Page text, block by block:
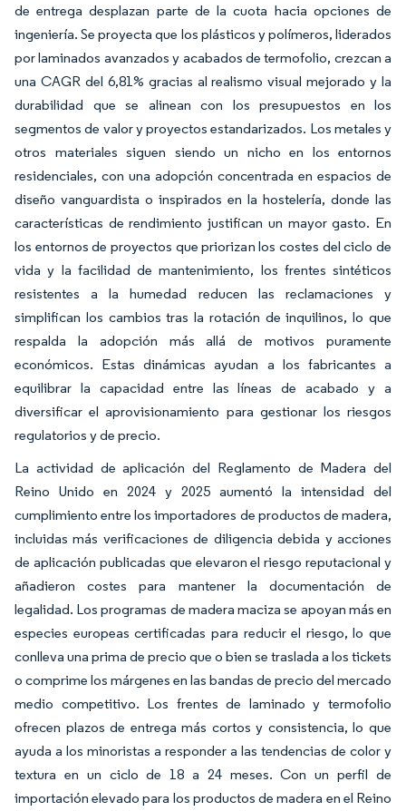
de entrega desplazan parte de la cuota hacia opciones de
ingeniería. Se proyecta que los plásticos y polímeros, liderados
por laminados avanzados y acabados de termofolio, crezcan a
una CAGR del 6,81% gracias al realismo visual mejorado y la
durabilidad que se alinean con los presupuestos en los
segmentos de valor y proyectos estandarizados. Los metales y
otros materiales siguen siendo un nicho en los entornos
residenciales, con una adopción concentrada en espacios de
diseño vanguardista o inspirados en la hostelería, donde las
características de rendimiento justifican un mayor gasto. En
los entornos de proyectos que priorizan los costes del ciclo de
vida y la facilidad de mantenimiento, los frentes sintéticos
resistentes a la humedad reducen las reclamaciones y
simplifican los cambios tras la rotación de inquilinos, lo que
respalda la adopción más allá de motivos puramente
económicos. Estas dinámicas ayudan a los fabricantes a
equilibrar la capacidad entre las líneas de acabado y a
diversificar el aprovisionamiento para gestionar los riesgos
regulatorios y de precio.
La actividad de aplicación del Reglamento de Madera del
Reino Unido en 2024 y 2025 aumentó la intensidad del
cumplimiento entre los importadores de productos de madera,
incluidas más verificaciones de diligencia debida y acciones
de aplicación publicadas que elevaron el riesgo reputacional y
añadieron costes para mantener la documentación de
legalidad. Los programas de madera maciza se apoyan más en
especies europeas certificadas para reducir el riesgo, lo que
conlleva una prima de precio que o bien se traslada a los tickets
o comprime los márgenes en las bandas de precio del mercado
medio competitivo. Los frentes de laminado y termofolio
ofrecen plazos de entrega más cortos y consistencia, lo que
ayuda a los minoristas a responder a las tendencias de color y
textura en un ciclo de 18 a 24 meses. Con un perfil de
importación elevado para los productos de madera en el Reino